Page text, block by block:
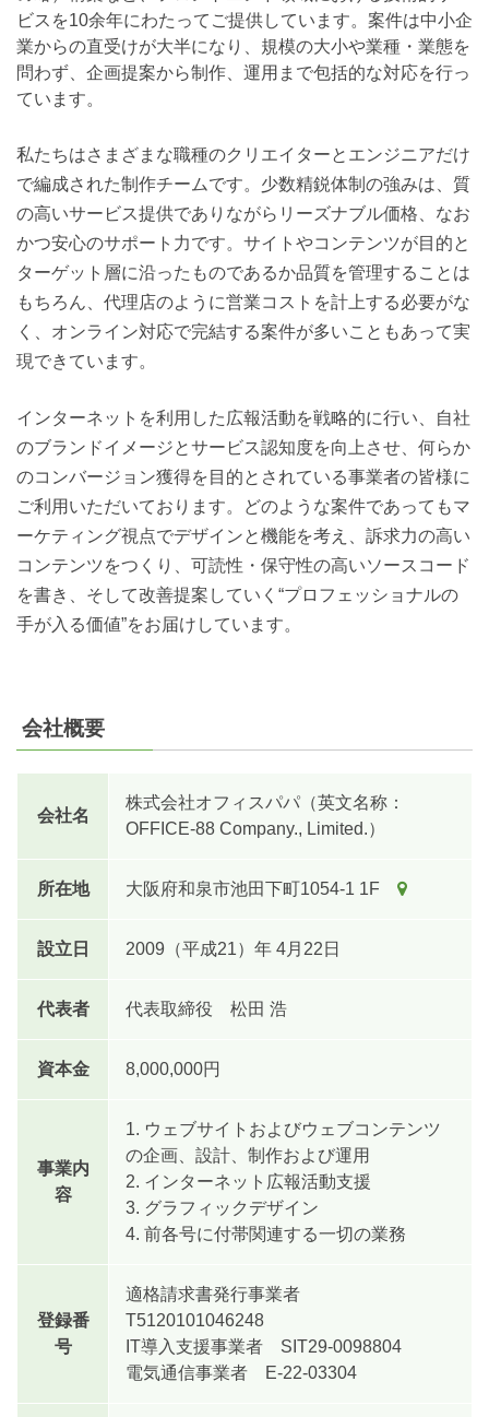
ビスを10余年にわたってご提供しています。案件は中小企
業からの直受けが大半になり、規模の大小や業種・業態を
問わず、企画提案から制作、運用まで包括的な対応を行っ
ています。
私たちはさまざまな職種のクリエイターとエンジニアだけ
で編成された制作チームです。少数精鋭体制の強みは、質
の高いサービス提供でありながらリーズナブル価格、なお
かつ安心のサポート力です。サイトやコンテンツが目的と
ターゲット層に沿ったものであるか品質を管理することは
もちろん、代理店のように営業コストを計上する必要がな
く、オンライン対応で完結する案件が多いこともあって実
現できています。
インターネットを利用した広報活動を戦略的に行い、自社
のブランドイメージとサービス認知度を向上させ、何らか
のコンバージョン獲得を目的とされている事業者の皆様に
ご利用いただいております。どのような案件であってもマ
ーケティング視点でデザインと機能を考え、訴求力の高い
コンテンツをつくり、可読性・保守性の高いソースコード
を書き、そして改善提案していく“プロフェッショナルの
手が入る価値”をお届けしています。
会社概要
会社名
株式会社オフィスパパ（英文名称：
OFFICE-88 Company., Limited.）
所在地 大阪府和泉市池田下町1054-1 1F
設立日 2009（平成21）年 4月22日
代表者 代表取締役 松田 浩
資本金 8,000,000円
事業内
容
1. ウェブサイトおよびウェブコンテンツ
の企画、設計、制作および運用
2. インターネット広報活動支援
3. グラフィックデザイン
4. 前各号に付帯関連する一切の業務
登録番
号
適格請求書発行事業者
T5120101046248
IT導入支援事業者 SIT29-0098804
電気通信事業者 E-22-03304